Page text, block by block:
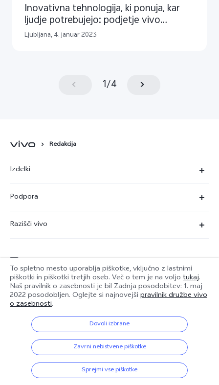
Inovativna tehnologija, ki ponuja, kar
ljudje potrebujejo: podjetje vivo
razkriva načrt inovacij za leto 2023 za
Ljubljana, 4. januar 2023
1/4
Redakcija
Izdelki
Y36
Y35
Y17s
Podpora
Posodobitev sistema
Poslati v popravilo
Dnevnik posodobitev
Garancija
Izjava o zasebnosti za pomoč strankam
Razišči vivo
Pravna obvestila
Trajnost
Center zasebnosti družbe vivo
Slovenia | Izbira države/regije
© 2026 vivo Mobile Communication Co., Ltd. Vse pravice pridržane.
Pravilnik o piškotkih družbe vivo | Pravilnik o zasebnosti družbe vivo
Podpora za zasebnost | Pravilnik o podatkih družbe vivo |
Nastavitev piškotkov
To spletno mesto uporablja piškotke, vključno z lastnimi
piškotki in piškotki tretjih oseb. Več o tem je na voljo tukaj.
Naš pravilnik o zasebnosti je bil Zadnja posodobitev: 1. maj
2022 posodobljen. Oglejte si najnovejši pravilnik družbe vivo
o zasebnosti.
Dovoli izbrane
Zavrni nebistvene piškotke
Sprejmi vse piškotke